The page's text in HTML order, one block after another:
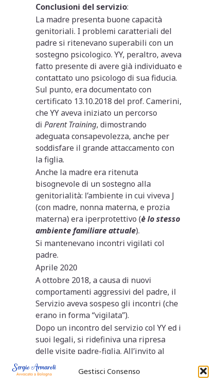
Gestisci Consenso
Conclusioni del servizio:
La madre presenta buone capacità
genitoriali. I problemi caratteriali del
padre si ritenevano superabili con un
sostegno psicologico. YY, peraltro, aveva
fatto presente di avere già individuato e
contattato uno psicologo di sua fiducia.
Sul punto, era documentato con
certificato 13.10.2018 del prof. Camerini,
che YY aveva iniziato un percorso
diParent Training, dimostrando
adeguata consapevolezza, anche per
soddisfare il grande attaccamento con
la figlia.
Anche la madre era ritenuta
bisognevole di un sostegno alla
genitorialità: l’ambiente in cui viveva J
(con madre, nonna materna, e prozia
materna) era iperprotettivo (è lo stesso
ambiente familiare attuale).
Si mantenevano incontri vigilati col
padre.
Aprile 2020
A ottobre 2018, a causa di nuovi
comportamenti aggressivi del padre, il
Servizio aveva sospeso gli incontri (che
erano in forma “vigilata”).
Dopo un incontro del servizio col YY ed i
suoi legali, si ridefiniva una ripresa
delle visite padre-figlia. All’invito al
padre di evitare per il futuro il ripetersi
dei suoi atteggiamenti, egli aveva